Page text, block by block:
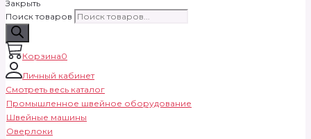
Закрыть
Поиск товаров
Корзина0
Личный кабинет
Смотреть весь каталог
Промышленное швейное оборудование
Швейные машины
Оверлоки